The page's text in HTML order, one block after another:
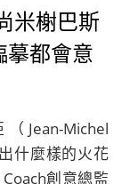
米榭巴斯
摹都會意
Jean-Michel
什麼樣的火花
創意總監